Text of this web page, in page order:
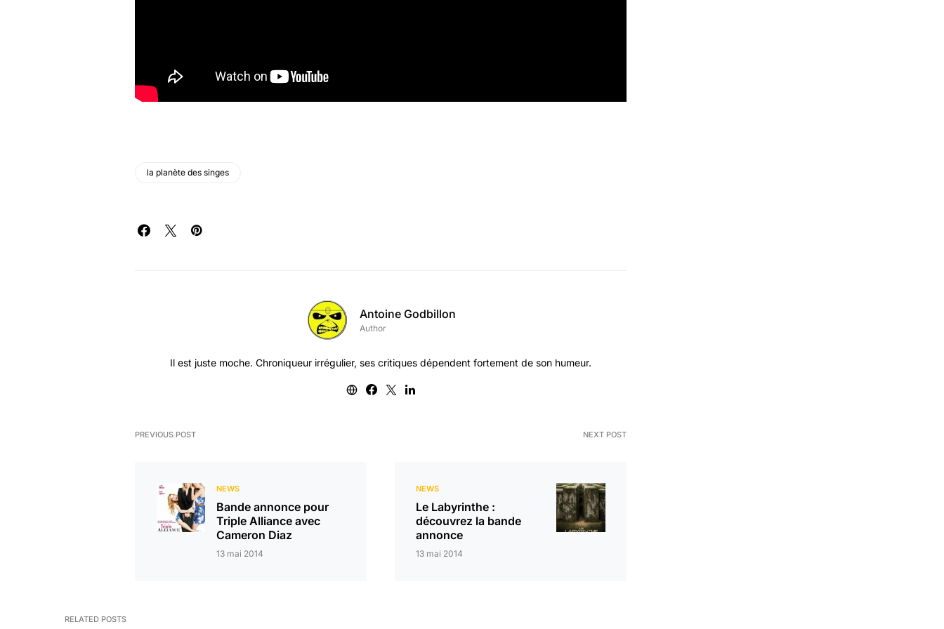
la planète des singes
Antoine Godbillon
Author
Il est juste moche. Chroniqueur irrégulier, ses critiques dépendent fortement de son humeur.
PREVIOUS POST
NEWS
Bande annonce pour
Triple Alliance avec
Cameron Diaz
13 mai 2014
NEXT POST
NEWS
Le Labyrinthe :
découvrez la bande
annonce
13 mai 2014
RELATED POSTS